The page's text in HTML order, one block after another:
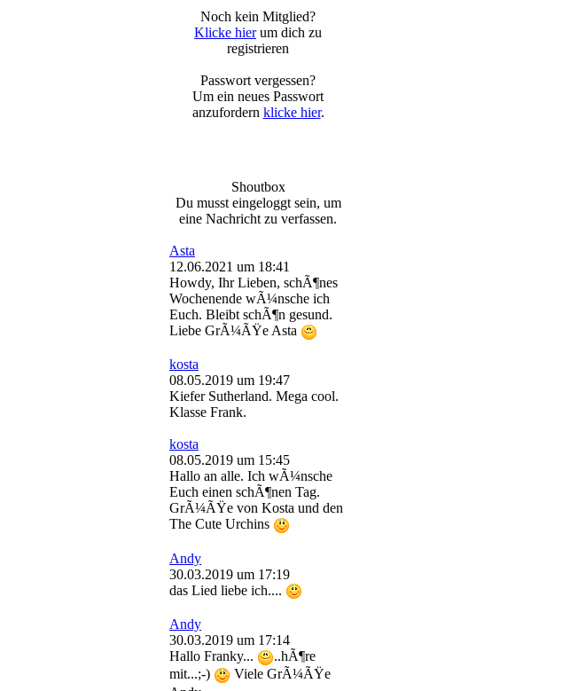
Noch kein Mitglied?
Klicke hierum dich zu
registrieren
Passwort vergessen?
Um ein neues Passwort
anzufordern klicke hier.
Shoutbox
Du musst eingeloggt sein, um
eine Nachricht zu verfassen.
Asta
12.06.2021 um 18:41
Howdy, Ihr Lieben, schÃ¶nes
Wochenende wÃ¼nsche ich
Euch. Bleibt schÃ¶n gesund.
Liebe GrÃ¼ÃŸe Asta
kosta
08.05.2019 um 19:47
Kiefer Sutherland. Mega cool.
Klasse Frank.
kosta
08.05.2019 um 15:45
Hallo an alle. Ich wÃ¼nsche
Euch einen schÃ¶nen Tag.
GrÃ¼ÃŸe von Kosta und den
The Cute Urchins
Andy
30.03.2019 um 17:19
das Lied liebe ich....
Andy
30.03.2019 um 17:14
Hallo Franky...
..hÃ¶re
mit...;-)
Viele GrÃ¼ÃŸe